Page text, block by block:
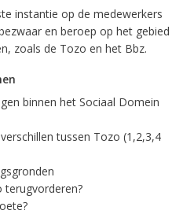
instantie op de medewerkers
en beroep op het gebied
zoals de Tozo en het Bbz.
binnen het Sociaal Domein
tussen Tozo (1,2,3,4